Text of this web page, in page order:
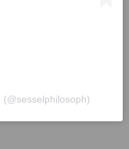
(@sesselphilosoph)